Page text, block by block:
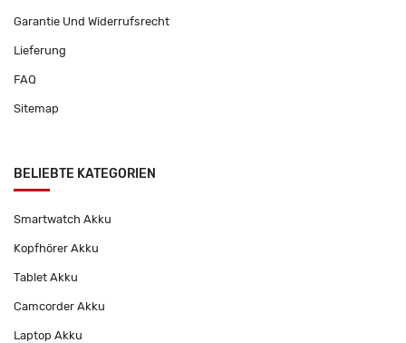
Garantie Und Widerrufsrecht
Lieferung
FAQ
Sitemap
BELIEBTE KATEGORIEN
Smartwatch Akku
Kopfhörer Akku
Tablet Akku
Camcorder Akku
Laptop Akku